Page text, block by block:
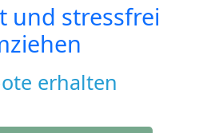
und stressfrei
erhalten